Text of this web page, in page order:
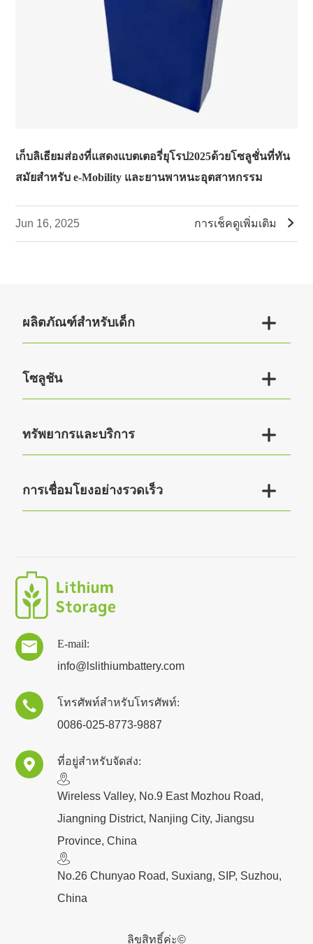
เก็บลิเธียมส่องที่แสดงแบตเตอรี่ยุโรป2025ด้วยโซลูชั่นที่ทัน
สมัยสำหรับ e-Mobility และยานพาหนะอุตสาหกรรม
Jun 16, 2025 การเช็คดูเพิ่มเติม 
ผลิตภัณฑ์สำหรับเด็ก 
โซลูชัน 
ทรัพยากรและบริการ 
การเชื่อมโยงอย่างรวดเร็ว 

E-mail:
info@lslithiumbattery.com

โทรศัพท์สำหรับโทรศัพท์:
0086-025-8773-9887
 ที่อยู่สำหรับจัดส่ง:
​Wireless Valley, No.9 East Mozhou Road,
Jiangning District, Nanjing City, Jiangsu
Province, China
No.26 Chunyao Road, Suxiang, SIP, Suzhou,
China
ลิขสิทธิ์ค่ะ©